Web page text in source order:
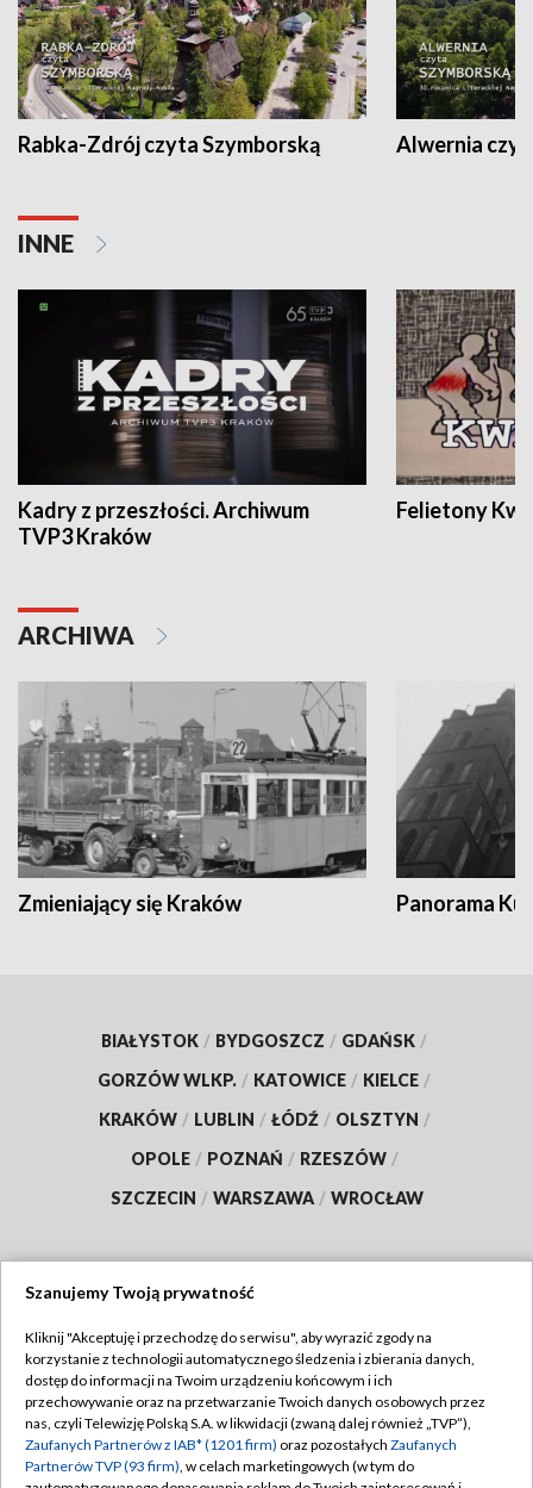
Rabka-Zdrój czyta Szymborską Alwernia
INNE
Kadry z przeszłości. Archiwum
TVP3 Kraków
Felietony
ARCHIWA
Zmieniający się Kraków Panorama
BIAŁYSTOK / BYDGOSZCZ / GDAŃSK /
GORZÓW WLKP. / KATOWICE / KIELCE /
KRAKÓW / LUBLIN / ŁÓDŹ / OLSZTYN /
OPOLE / POZNAŃ / RZESZÓW /
SZCZECIN / WARSZAWA / WROCŁAW
TVP
Abonament TVP
Emisja w TVP
Centrum informacji TVP
Regulamin TVP
Polityka prywatności
Szanujemy Twoją prywatność
Kliknij "Akceptuję i przechodzę do serwisu", aby wyrazić zgody na
korzystanie z technologii automatycznego śledzenia i zbierania danych,
dostęp do informacji na Twoim urządzeniu końcowym i ich
przechowywanie oraz na przetwarzanie Twoich danych osobowych przez
nas, czyli Telewizję Polską S.A. w likwidacji (zwaną dalej również „TVP”),
Zaufanych Partnerów z IAB* (1201 firm) oraz pozostałych Zaufanych
Partnerów TVP (93 firm), w celach marketingowych (w tym do